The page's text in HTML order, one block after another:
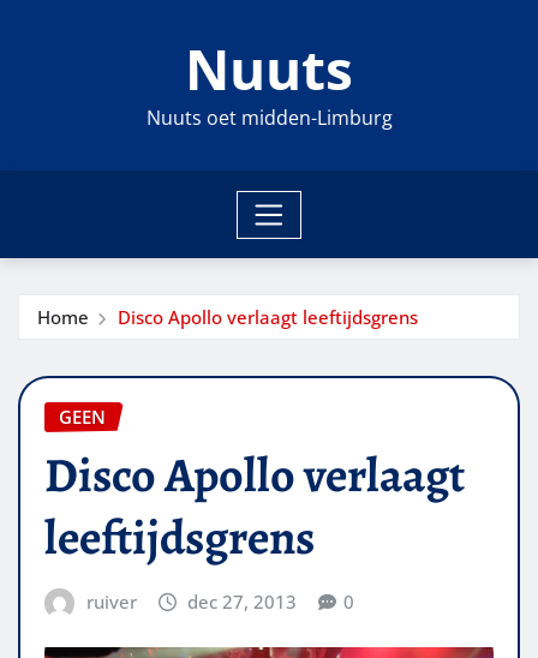
Nuuts
Nuuts oet midden-Limburg
Home Disco Apollo verlaagt leeftijdsgrens
GEEN
Disco Apollo verlaagt
leeftijdsgrens
ruiver dec 27, 2013 0